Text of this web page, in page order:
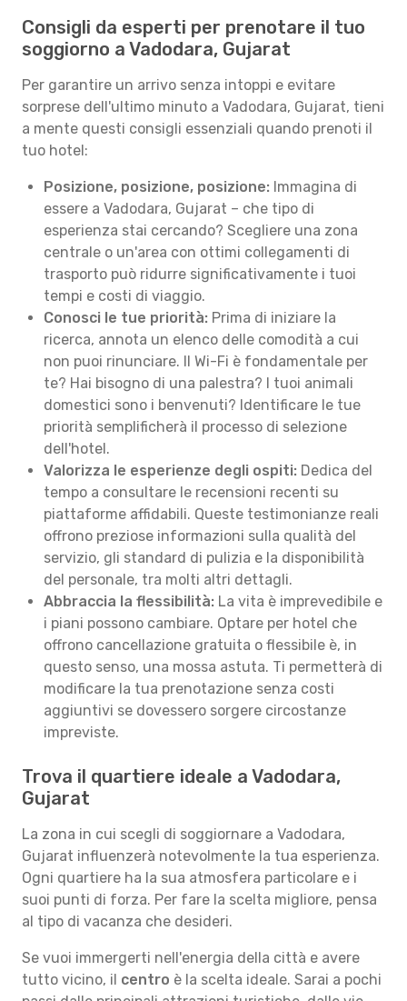
Consigli da esperti per prenotare il tuo
soggiorno a Vadodara, Gujarat
Per garantire un arrivo senza intoppi e evitare
sorprese dell'ultimo minuto a Vadodara, Gujarat, tieni
a mente questi consigli essenziali quando prenoti il
tuo hotel:
Posizione, posizione, posizione: Immagina di
essere a Vadodara, Gujarat – che tipo di
esperienza stai cercando? Scegliere una zona
centrale o un'area con ottimi collegamenti di
trasporto può ridurre significativamente i tuoi
tempi e costi di viaggio.
Conosci le tue priorità: Prima di iniziare la
ricerca, annota un elenco delle comodità a cui
non puoi rinunciare. Il Wi-Fi è fondamentale per
te? Hai bisogno di una palestra? I tuoi animali
domestici sono i benvenuti? Identificare le tue
priorità semplificherà il processo di selezione
dell'hotel.
Valorizza le esperienze degli ospiti: Dedica del
tempo a consultare le recensioni recenti su
piattaforme affidabili. Queste testimonianze reali
offrono preziose informazioni sulla qualità del
servizio, gli standard di pulizia e la disponibilità
del personale, tra molti altri dettagli.
Abbraccia la flessibilità: La vita è imprevedibile e
i piani possono cambiare. Optare per hotel che
offrono cancellazione gratuita o flessibile è, in
questo senso, una mossa astuta. Ti permetterà di
modificare la tua prenotazione senza costi
aggiuntivi se dovessero sorgere circostanze
impreviste.
Trova il quartiere ideale a Vadodara,
Gujarat
La zona in cui scegli di soggiornare a Vadodara,
Gujarat influenzerà notevolmente la tua esperienza.
Ogni quartiere ha la sua atmosfera particolare e i
suoi punti di forza. Per fare la scelta migliore, pensa
al tipo di vacanza che desideri.
Se vuoi immergerti nell'energia della città e avere
tutto vicino, il centro è la scelta ideale. Sarai a pochi